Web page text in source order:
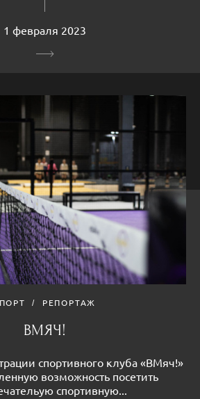
1 февраля 2023
РЕПОРТАЖ
ВМЯЧ!
спортивного клуба «ВМяч!»
возможность посетить
спортивную...